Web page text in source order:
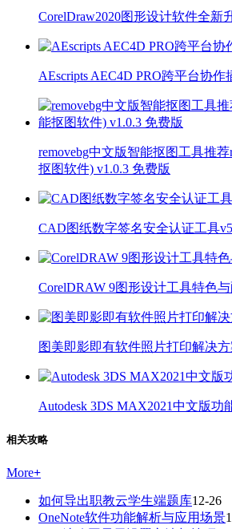
CorelDraw2020图形设计软件全新
AEscripts AEC4D PRO跨平台协作
removebg中文版智能抠图工具推
抠图软件) v1.0.3 免费版
CAD图纸数字签名安全认证工具
CorelDRAW 9图形设计工具特色
图美即影即有软件照片打印解决方
Autodesk 3DS MAX2021中文版功
相关攻略
More+
如何导出职教云学生端题库12-26
OneNote软件功能解析与应用场景